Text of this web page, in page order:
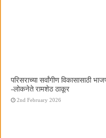
परिसराच्या सर्वांगीण विकासासाठी
-लोकनेते रामशेठ ठाकूर
2nd February 2026